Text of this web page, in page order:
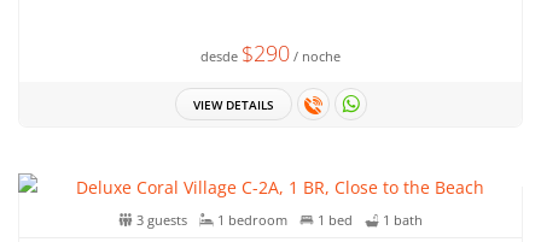
desde $290 / noche
VIEW DETAILS
3 guests 1 bedroom 1 bed 1 bath